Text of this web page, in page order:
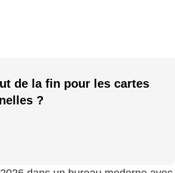
de la fin pour les cartes
?